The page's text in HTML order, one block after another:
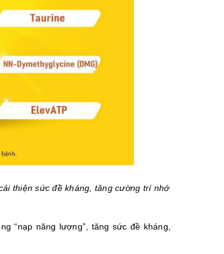
thiện sức đề kháng, tăng cường trí nhớ
“nạp năng lượng”, tăng sức đề kháng,